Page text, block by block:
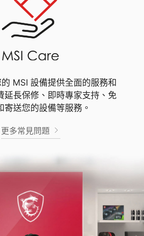
MSI 設備提供全面的服務和
延長保修、即時專家支持、免
寄送您的設備等服務。
更多常見問題